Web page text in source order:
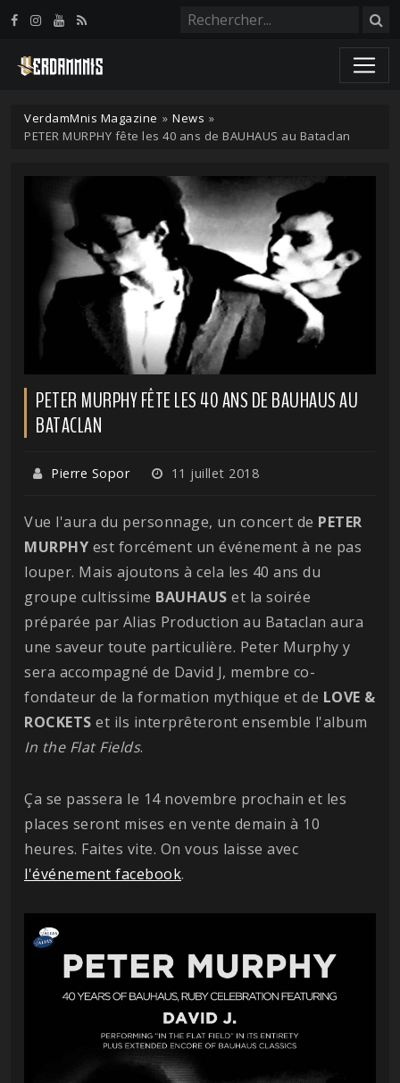
VerdamMnis Magazine » News »
PETER MURPHY fête les 40 ans de BAUHAUS au Bataclan
PETER MURPHY FÊTE LES 40 ANS DE BAUHAUS AU
BATACLAN
Pierre Sopor 11 juillet 2018
Vue l'aura du personnage, un concert de PETER
MURPHY est forcément un événement à ne pas
louper. Mais ajoutons à cela les 40 ans du
groupe cultissime BAUHAUS et la soirée
préparée par Alias Production au Bataclan aura
une saveur toute particulière. Peter Murphy y
sera accompagné de David J, membre co-
fondateur de la formation mythique et de LOVE &
ROCKETS et ils interprêteront ensemble l'album
In the Flat Fields.
Ça se passera le 14 novembre prochain et les
places seront mises en vente demain à 10
heures. Faites vite. On vous laisse avec
l'événement facebook.
Panneau de gestion des cookies